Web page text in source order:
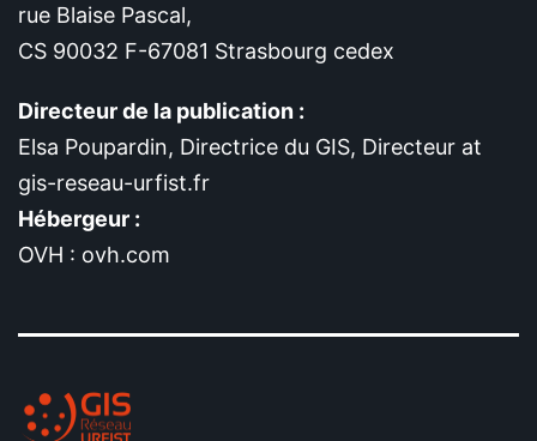
rue Blaise Pascal,
CS 90032 F-67081 Strasbourg cedex
Directeur de la publication :
Elsa Poupardin, Directrice du GIS, Directeur at
gis-reseau-urfist.fr
Hébergeur :
OVH : ovh.com